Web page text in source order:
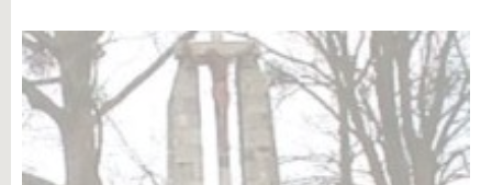
Organisation d’événement
Sécurité - Prévention